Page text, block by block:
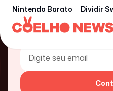
Nintendo Barato Dividir
Insira seu e-mail